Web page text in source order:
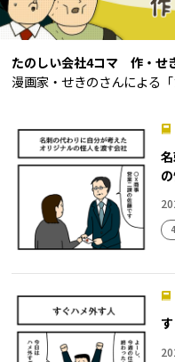
たのしい会社4コマ 作・せ
漫画家・せきのさんによる